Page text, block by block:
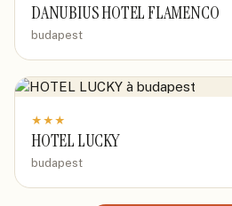
DANUBIUS HOTEL FLAMENCO
budapest
★ ★ ★
HOTEL LUCKY
budapest